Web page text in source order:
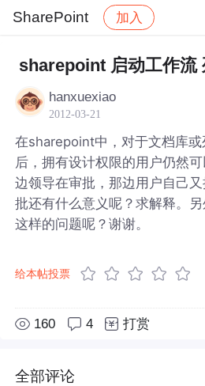
SharePoint 加入
社区 SharePoint 帖子详
sharepoint 启动工作流
hanxuexiao
2012-03-21
在sharepoint中，对于文档库
后，拥有设计权限的用户仍然
边领导在审批，那边用户自己
批还有什么意义呢？求解释。
这样的问题呢？谢谢。
给本帖投票
160 4 打赏
全部评论